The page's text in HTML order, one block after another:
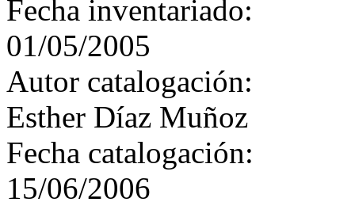
Fecha inventariado:
01/05/2005
Autor catalogación:
Esther Díaz Muñoz
Fecha catalogación:
15/06/2006